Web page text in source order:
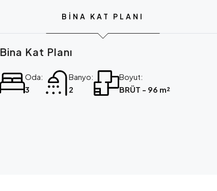
BINA KAT PLANI
Bina Kat Planı
Oda:
3
Banyo:
2
Boyut:
BRÜT - 96 m²